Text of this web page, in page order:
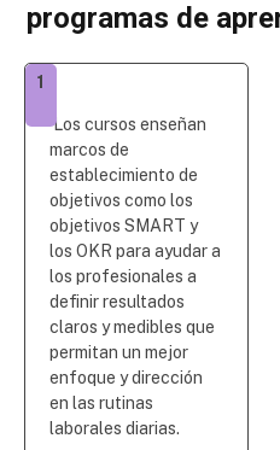
programas de
Los cursos enseñan
marcos de
establecimiento de
objetivos como los
objetivos SMART y
los OKR para ayudar a
los profesionales a
definir resultados
claros y medibles que
permitan un mejor
enfoque y dirección
en las rutinas
laborales diarias.
1